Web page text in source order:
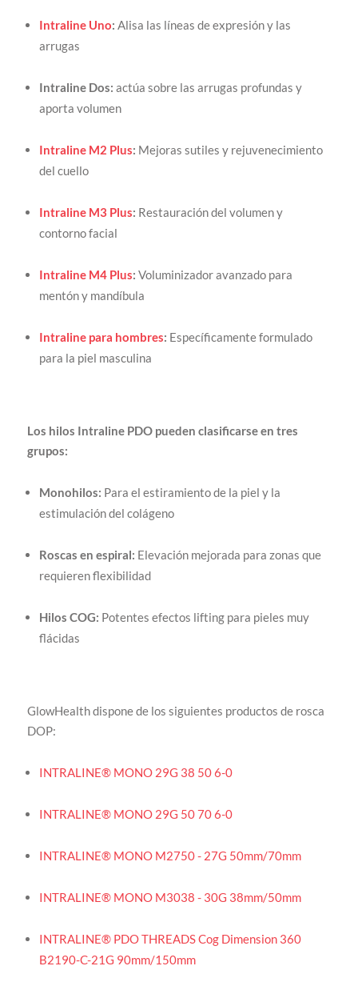
Intraline Uno: Alisa las líneas de expresión y las
arrugas
Intraline Dos: actúa sobre las arrugas profundas y
aporta volumen
Intraline M2 Plus: Mejoras sutiles y rejuvenecimiento
del cuello
Intraline M3 Plus: Restauración del volumen y
contorno facial
Intraline M4 Plus: Voluminizador avanzado para
mentón y mandíbula
Intraline para hombres: Específicamente formulado
para la piel masculina
Los hilos Intraline PDO pueden clasificarse en tres
grupos:
Monohilos: Para el estiramiento de la piel y la
estimulación del colágeno
Roscas en espiral: Elevación mejorada para zonas que
requieren flexibilidad
Hilos COG: Potentes efectos lifting para pieles muy
flácidas
GlowHealth dispone de los siguientes productos de rosca
DOP:
INTRALINE® MONO 29G 38 50 6-0
INTRALINE® MONO 29G 50 70 6-0
INTRALINE® MONO M2750 - 27G 50mm/70mm
INTRALINE® MONO M3038 - 30G 38mm/50mm
INTRALINE® PDO THREADS Cog Dimension 360
B2190-C-21G 90mm/150mm